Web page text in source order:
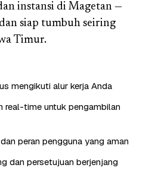
instansi di Magetan —
siap tumbuh seiring
Timur.
mengikuti alur kerja Anda
real-time untuk pengambilan
peran pengguna yang aman
dan persetujuan berjenjang